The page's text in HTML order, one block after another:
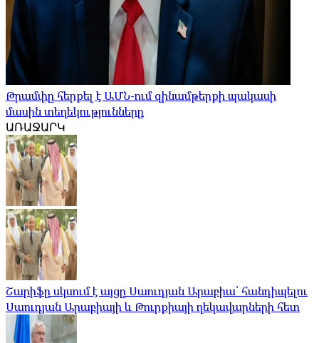
Թրամփը հերքել է ԱՄՆ-ում զինամթերքի պակասի
մասին տեղեկությունները
ԱՌԱՋԱՐԿ
Շարիֆը սկսում է այցը Սաուդյան Արաբիա՝ հանդիպելու
Սաուդյան Արաբիայի և Թուրքիայի ղեկավարների հետ